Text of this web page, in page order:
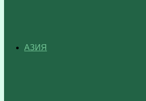
АЗИЯ